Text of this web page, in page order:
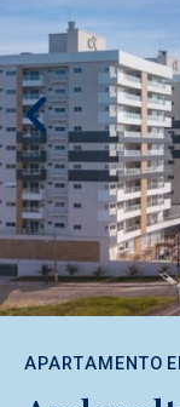
APARTAMENTO